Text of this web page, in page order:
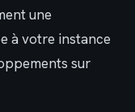
une
à votre instance
sur